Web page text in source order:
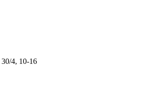
30/4, 10-16